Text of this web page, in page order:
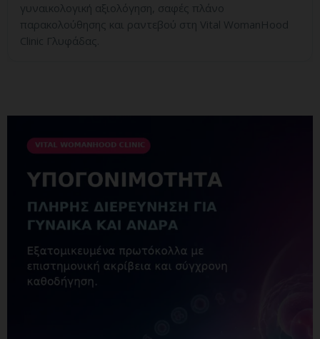
γυναικολογική αξιολόγηση, σαφές πλάνο
παρακολούθησης και ραντεβού στη Vital WomanHood
Clinic Γλυφάδας.